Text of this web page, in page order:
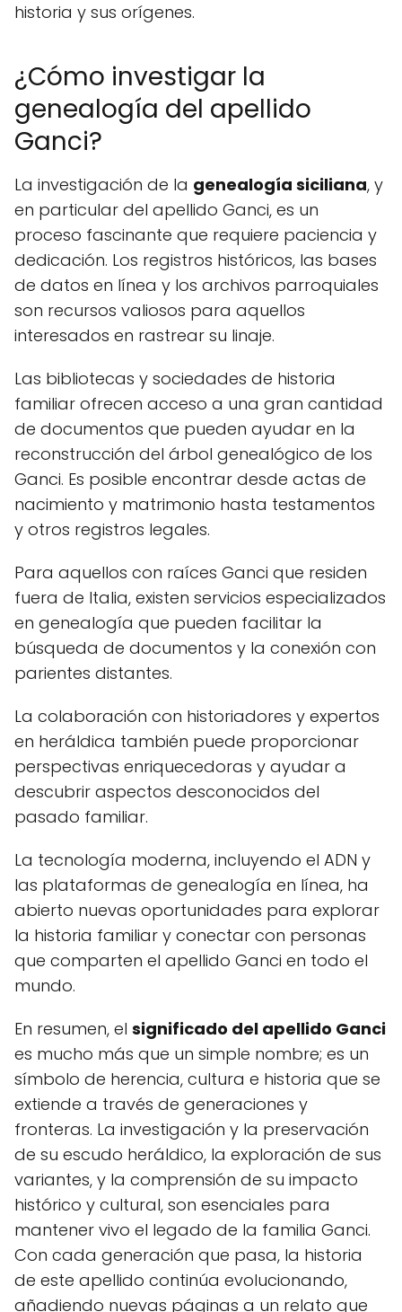
historia y sus orígenes.
¿Cómo investigar la
genealogía del apellido
Ganci?
La investigación de la genealogía siciliana, y
en particular del apellido Ganci, es un
proceso fascinante que requiere paciencia y
dedicación. Los registros históricos, las bases
de datos en línea y los archivos parroquiales
son recursos valiosos para aquellos
interesados en rastrear su linaje.
Las bibliotecas y sociedades de historia
familiar ofrecen acceso a una gran cantidad
de documentos que pueden ayudar en la
reconstrucción del árbol genealógico de los
Ganci. Es posible encontrar desde actas de
nacimiento y matrimonio hasta testamentos
y otros registros legales.
Para aquellos con raíces Ganci que residen
fuera de Italia, existen servicios especializados
en genealogía que pueden facilitar la
búsqueda de documentos y la conexión con
parientes distantes.
La colaboración con historiadores y expertos
en heráldica también puede proporcionar
perspectivas enriquecedoras y ayudar a
descubrir aspectos desconocidos del
pasado familiar.
La tecnología moderna, incluyendo el ADN y
las plataformas de genealogía en línea, ha
abierto nuevas oportunidades para explorar
la historia familiar y conectar con personas
que comparten el apellido Ganci en todo el
mundo.
En resumen, el significado del apellido Ganci
es mucho más que un simple nombre; es un
símbolo de herencia, cultura e historia que se
extiende a través de generaciones y
fronteras. La investigación y la preservación
de su escudo heráldico, la exploración de sus
variantes, y la comprensión de su impacto
histórico y cultural, son esenciales para
mantener vivo el legado de la familia Ganci.
Con cada generación que pasa, la historia
de este apellido continúa evolucionando,
añadiendo nuevas páginas a un relato que